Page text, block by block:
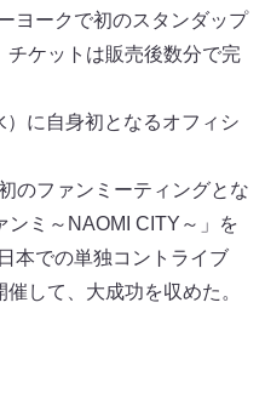
ヨークで初のスタンダップ
チケットは販売後数分で完
に自身初となるオフィシ
のファンミーティングとな
ンミ～NAOMI CITY～」を
本での単独コントライブ
して、大成功を収めた。